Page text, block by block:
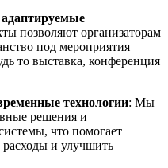
позволяют организаторам
под мероприятия
то выставка, конференция
технологии: Мы
решения и
что помогает
и улучшить